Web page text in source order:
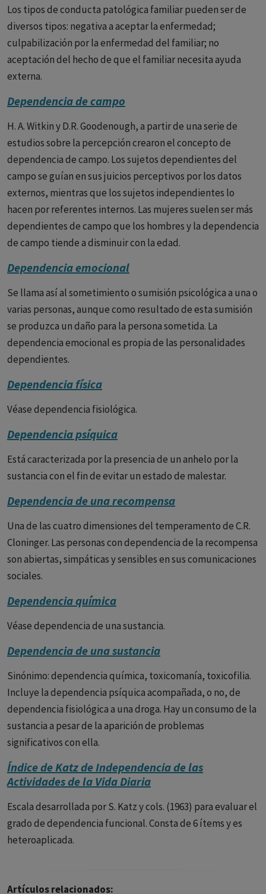
Los tipos de conducta patológica familiar pueden ser de
diversos tipos: negativa a aceptar la enfermedad;
culpabilización por la enfermedad del familiar; no
aceptación del hecho de que el familiar necesita ayuda
externa.
Dependencia de campo
H. A. Witkin y D.R. Goodenough, a partir de una serie de
estudios sobre la percepción crearon el concepto de
dependencia de campo. Los sujetos dependientes del
campo se guían en sus juicios perceptivos por los datos
externos, mientras que los sujetos independientes lo
hacen por referentes internos. Las mujeres suelen ser más
dependientes de campo que los hombres y la dependencia
de campo tiende a disminuir con la edad.
Dependencia emocional
Se llama así al sometimiento o sumisión psicológica a una o
varias personas, aunque como resultado de esta sumisión
se produzca un daño para la persona sometida. La
dependencia emocional es propia de las personalidades
dependientes.
Dependencia física
Véase dependencia fisiológica.
Dependencia psíquica
Está caracterizada por la presencia de un anhelo por la
sustancia con el fin de evitar un estado de malestar.
Dependencia de una recompensa
Una de las cuatro dimensiones del temperamento de C.R.
Cloninger. Las personas con dependencia de la recompensa
son abiertas, simpáticas y sensibles en sus comunicaciones
sociales.
Dependencia química
Véase dependencia de una sustancia.
Dependencia de una sustancia
Sinónimo: dependencia química, toxicomanía, toxicofilia.
Incluye la dependencia psíquica acompañada, o no, de
dependencia fisiológica a una droga. Hay un consumo de la
sustancia a pesar de la aparición de problemas
significativos con ella.
Índice de Katz de Independencia de las
Actividades de la Vida Diaria
Escala desarrollada por S. Katz y cols. (1963) para evaluar el
grado de dependencia funcional. Consta de 6 ítems y es
heteroaplicada.
Artículos relacionados: